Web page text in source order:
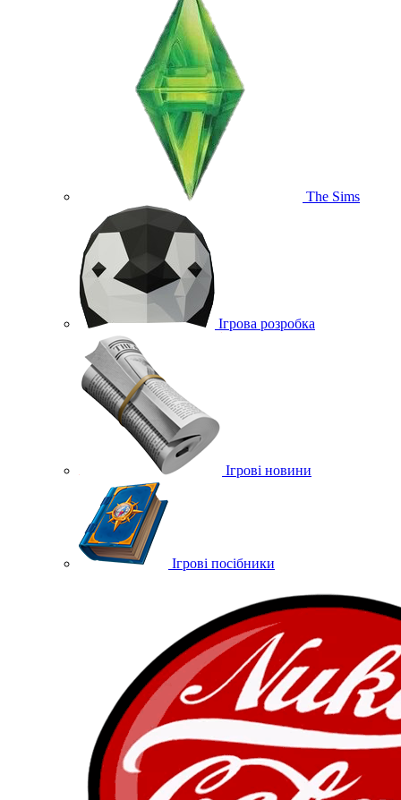
The Sims
Ігрова розробка
Ігрові новини
Ігрові посібники